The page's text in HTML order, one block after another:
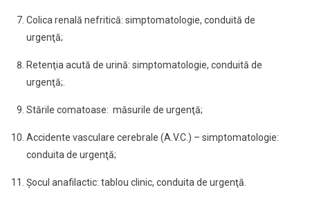
Colica renală nefritică: simptomatologie, conduită de
urgenţă;
Retenţia acută de urină: simptomatologie, conduită de
urgenţă;.
Stările comatoase: măsurile de urgenţă;
Accidente vasculare cerebrale (A.V.C.) – simptomatologie:
conduita de urgenţă;
Şocul anafilactic: tablou clinic, conduita de urgenţă.